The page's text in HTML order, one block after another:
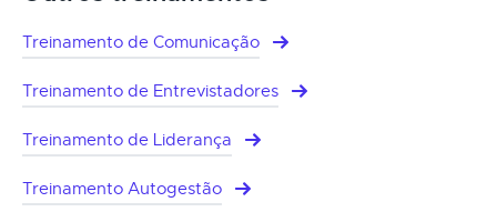
Treinamento de Comunicação
Treinamento de Entrevistadores
Treinamento de Liderança
Treinamento Autogestão